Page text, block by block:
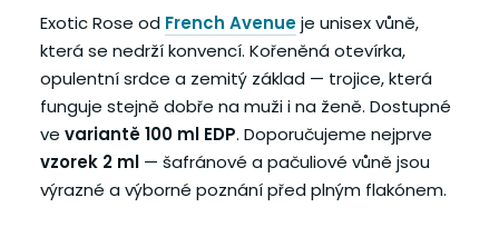
Exotic Rose od French Avenueje unisex vůně,
která se nedrží konvencí. Kořeněná otevírka,
opulentní srdce a zemitý základ — trojice, která
funguje stejně dobře na muži i na ženě. Dostupné
ve variantě 100 ml EDP. Doporučujeme nejprve
vzorek 2 ml — šafránové a pačuliové vůně jsou
výrazné a výborné poznání před plným flakónem.